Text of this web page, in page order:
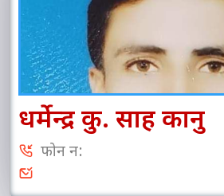
धर्मेन्द्र कु. साह कानु
फोन न: